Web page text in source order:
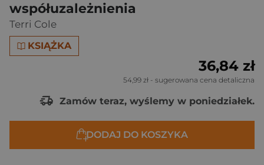
współuzależnienia
Terri Cole
KSIĄŻKA
36,84 zł
54,99 zł - sugerowana cena detaliczna
Zamów teraz, wyślemy w poniedziałek.
DODAJ DO KOSZYKA